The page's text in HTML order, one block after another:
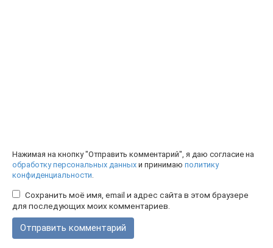
Нажимая на кнопку "Отправить комментарий", я даю согласие на
обработку персональных данных и принимаю политику
конфиденциальности
Сохранить моё имя, email и адрес сайта в этом браузере
для последующих моих комментариев.